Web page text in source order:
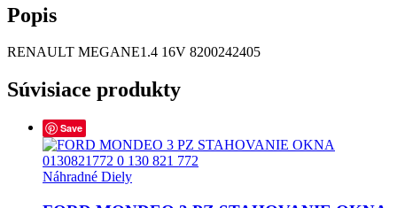
Popis
RENAULT MEGANE1.4 16V 8200242405
Súvisiace produkty
Save
Náhradné Diely